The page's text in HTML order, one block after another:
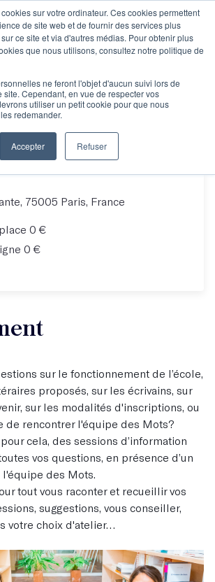
sur votre ordinateur. Ces cookies permettent
de site web et de fournir des services plus
ce site et via d'autres médias. Pour obtenir plus
que nous utilisons, consultez notre politique de
ne feront l'objet d'aucun suivi lors de
site. Cependant, en vue de respecter vos
utiliser un petit cookie pour que nous
redemander.
Accepter Refuser
Les Mots !
75005 Paris, France
0 €
0 €
sur le fonctionnement de l’école,
proposés, sur les écrivains, sur
sur les modalités d'inscriptions, ou
de rencontrer l'équipe des Mots?
cela, des sessions d’information
vos questions, en présence d’un
des Mots.
tout vous raconter et recueillir vos
suggestions, vous conseiller,
votre choix d'atelier…